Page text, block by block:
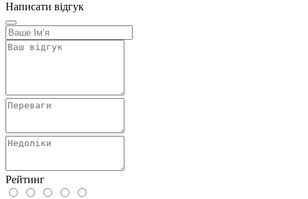
Написати відгук
Рейтинг